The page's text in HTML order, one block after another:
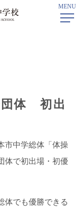
MENU
市中体連男子団体 初出
場・初優勝！
体 初出
市中学総体「体操
体で初出場・初優
体でも優勝できる